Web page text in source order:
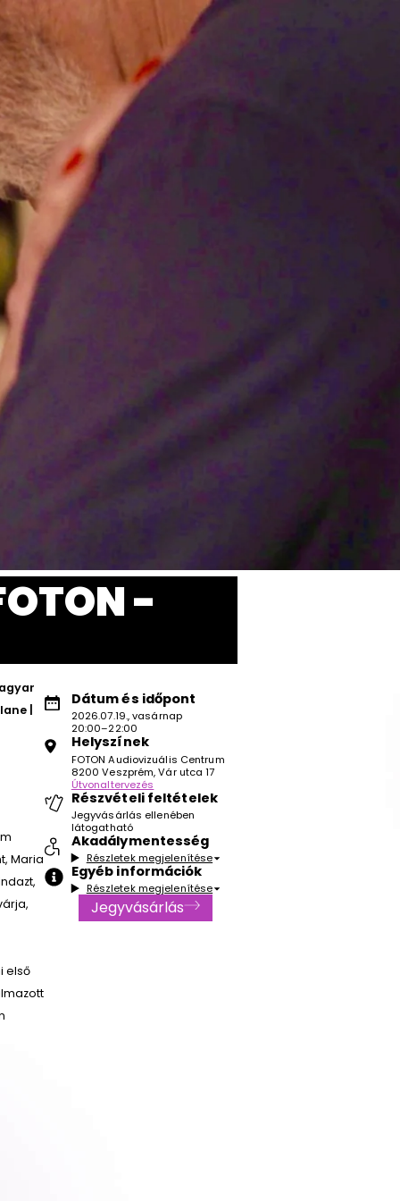
-
|
Maria
első
Dátum és időpont
2026.07.19., vasárnap
20:00–22:00
Helyszínek
FOTON Audiovizuális Centrum
8200 Veszprém, Vár utca 17
Útvonaltervezés
Részvételi feltételek
Jegyvásárlás ellenében
látogatható
Akadálymentesség
Részletek megjelenítése
Egyéb információk
Részletek megjelenítése
Jegyvásárlás